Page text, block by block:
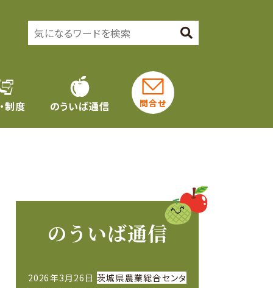
制度 のういば通信 問合せ
のういば通信
2026年3月26日 茨城県農業総合センタ